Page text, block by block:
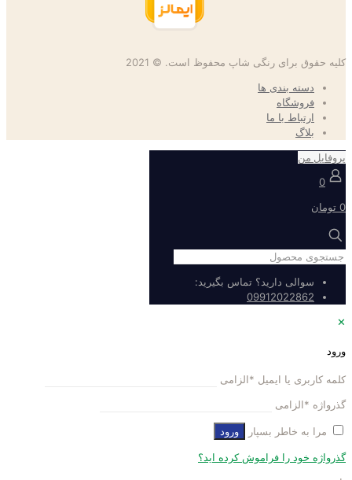
کلیه حقوق برای رنگی شاپ محفوظ است. © 2021
دسته بندی ها
فروشگاه
ارتباط با ما
بلاگ
پروفایل من
0
0 تومان
سوالی دارید؟ تماس بگیرید:
09912022862
✕
ورود
کلمه کاربری یا ایمیل *الزامی
گذرواژه *الزامی
مرا به خاطر بسپار ورود
گذرواژه خود را فراموش کرده اید؟